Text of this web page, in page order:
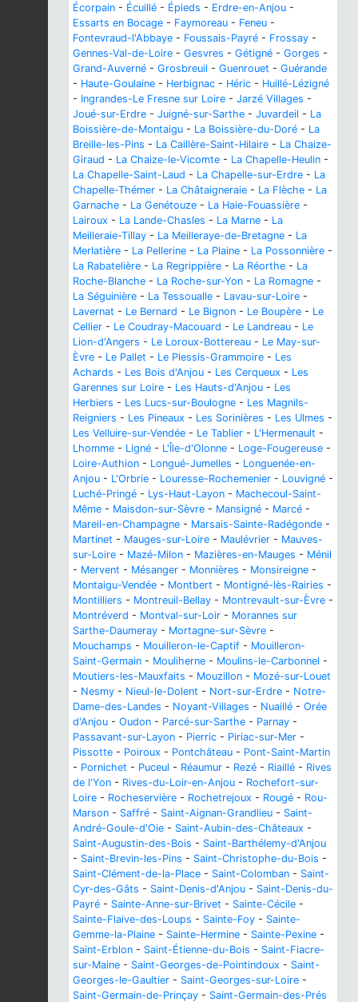
Écorpain - Écuillé - Épieds - Erdre-en-Anjou -
Essarts en Bocage - Faymoreau - Feneu -
Fontevraud-l'Abbaye - Foussais-Payré - Frossay -
Gennes-Val-de-Loire - Gesvres - Gétigné - Gorges -
Grand-Auverné - Grosbreuil - Guenrouet - Guérande
- Haute-Goulaine - Herbignac - Héric - Huillé-Lézigné
- Ingrandes-Le Fresne sur Loire - Jarzé Villages -
Joué-sur-Erdre - Juigné-sur-Sarthe - Juvardeil - La
Boissière-de-Montaigu - La Boissière-du-Doré - La
Breille-les-Pins - La Caillère-Saint-Hilaire - La Chaize-
Giraud - La Chaize-le-Vicomte - La Chapelle-Heulin -
La Chapelle-Saint-Laud - La Chapelle-sur-Erdre - La
Chapelle-Thémer - La Châtaigneraie - La Flèche - La
Garnache - La Genétouze - La Haie-Fouassière -
Lairoux - La Lande-Chasles - La Marne - La
Meilleraie-Tillay - La Meilleraye-de-Bretagne - La
Merlatière - La Pellerine - La Plaine - La Possonnière -
La Rabatelière - La Regrippière - La Réorthe - La
Roche-Blanche - La Roche-sur-Yon - La Romagne -
La Séguinière - La Tessoualle - Lavau-sur-Loire -
Lavernat - Le Bernard - Le Bignon - Le Boupère - Le
Cellier - Le Coudray-Macouard - Le Landreau - Le
Lion-d'Angers - Le Loroux-Bottereau - Le May-sur-
Èvre - Le Pallet - Le Plessis-Grammoire - Les
Achards - Les Bois d'Anjou - Les Cerqueux - Les
Garennes sur Loire - Les Hauts-d'Anjou - Les
Herbiers - Les Lucs-sur-Boulogne - Les Magnils-
Reigniers - Les Pineaux - Les Sorinières - Les Ulmes -
Les Velluire-sur-Vendée - Le Tablier - L'Hermenault -
Lhomme - Ligné - L'Île-d'Olonne - Loge-Fougereuse -
Loire-Authion - Longué-Jumelles - Longuenée-en-
Anjou - L'Orbrie - Louresse-Rochemenier - Louvigné -
Luché-Pringé - Lys-Haut-Layon - Machecoul-Saint-
Même - Maisdon-sur-Sèvre - Mansigné - Marcé -
Mareil-en-Champagne - Marsais-Sainte-Radégonde -
Martinet - Mauges-sur-Loire - Maulévrier - Mauves-
sur-Loire - Mazé-Milon - Mazières-en-Mauges - Ménil
- Mervent - Mésanger - Monnières - Monsireigne -
Montaigu-Vendée - Montbert - Montigné-lès-Rairies -
Montilliers - Montreuil-Bellay - Montrevault-sur-Èvre -
Montréverd - Montval-sur-Loir - Morannes sur
Sarthe-Daumeray - Mortagne-sur-Sèvre -
Mouchamps - Mouilleron-le-Captif - Mouilleron-
Saint-Germain - Mouliherne - Moulins-le-Carbonnel -
Moutiers-les-Mauxfaits - Mouzillon - Mozé-sur-Louet
- Nesmy - Nieul-le-Dolent - Nort-sur-Erdre - Notre-
Dame-des-Landes - Noyant-Villages - Nuaillé - Orée
d'Anjou - Oudon - Parcé-sur-Sarthe - Parnay -
Passavant-sur-Layon - Pierric - Piriac-sur-Mer -
Pissotte - Poiroux - Pontchâteau - Pont-Saint-Martin
- Pornichet - Puceul - Réaumur - Rezé - Riaillé - Rives
de l'Yon - Rives-du-Loir-en-Anjou - Rochefort-sur-
Loire - Rocheservière - Rochetrejoux - Rougé - Rou-
Marson - Saffré - Saint-Aignan-Grandlieu - Saint-
André-Goule-d'Oie - Saint-Aubin-des-Châteaux -
Saint-Augustin-des-Bois - Saint-Barthélemy-d'Anjou
- Saint-Brevin-les-Pins - Saint-Christophe-du-Bois -
Saint-Clément-de-la-Place - Saint-Colomban - Saint-
Cyr-des-Gâts - Saint-Denis-d'Anjou - Saint-Denis-du-
Payré - Sainte-Anne-sur-Brivet - Sainte-Cécile -
Sainte-Flaive-des-Loups - Sainte-Foy - Sainte-
Gemme-la-Plaine - Sainte-Hermine - Sainte-Pexine -
Saint-Erblon - Saint-Étienne-du-Bois - Saint-Fiacre-
sur-Maine - Saint-Georges-de-Pointindoux - Saint-
Georges-le-Gaultier - Saint-Georges-sur-Loire -
Saint-Germain-de-Prinçay - Saint-Germain-des-Prés